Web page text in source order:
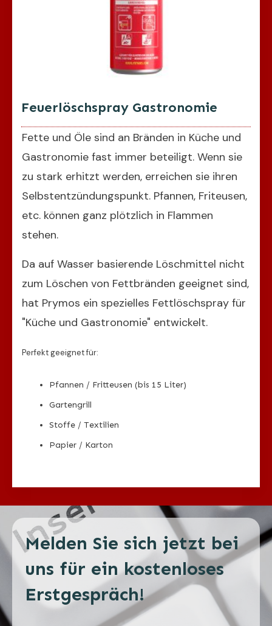
Feuerlöschspray Gastronomie
Fette und Öle sind an Bränden in Küche und
Gastronomie fast immer beteiligt. Wenn sie
zu stark erhitzt werden, erreichen sie ihren
Selbstentzündungspunkt. Pfannen, Friteusen,
etc. können ganz plötzlich in Flammen
stehen.
Da auf Wasser basierende Löschmittel nicht
zum Löschen von Fettbränden geeignet sind,
hat Prymos ein spezielles Fettlöschspray für
"Küche und Gastronomie" entwickelt.
Perfekt geeignet für:
Pfannen / Fritteusen (bis 15 Liter)
Gartengrill
Stoffe / Textilien
Papier / Karton
Melden Sie sich jetzt bei
uns für ein kostenloses
Erstgespräch!